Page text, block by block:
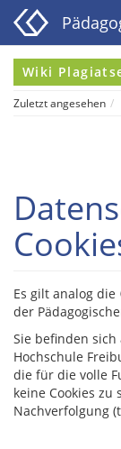
Wiki
Zuletzt angesehen
Es gilt analog die
der
Sie befinden sich
Hochschule
die für die volle
keine Cookies zu
Nachverfolgung